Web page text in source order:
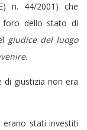
n. 44/2001) che
foro dello stato di
giudice del luogo
di giustizia non era
erano stati investiti